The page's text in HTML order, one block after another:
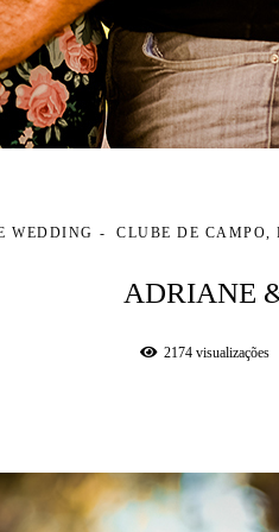
WEDDING CLUBE DE CAMPO,
ADRIANE
2174 visualizações